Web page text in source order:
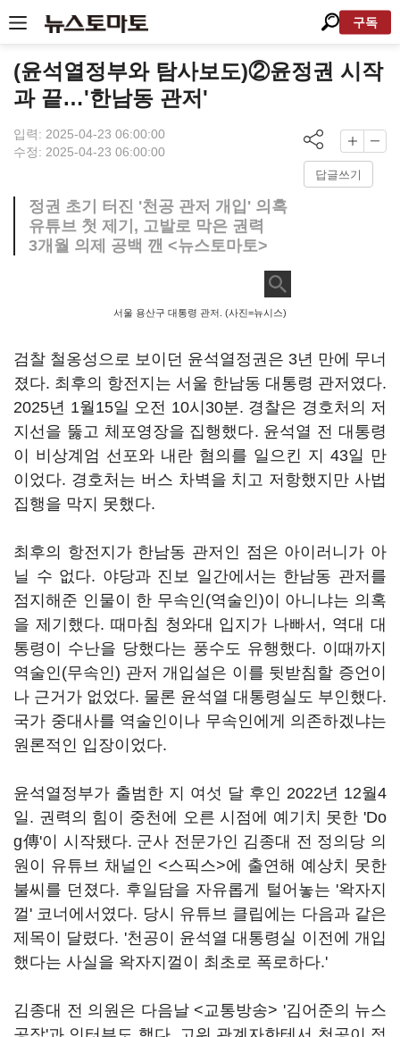
구독
(윤석열정부와 탐사보도)②윤정권 시작
과 끝…'한남동 관저'
입력: 2025-04-23 06:00:00
수정: 2025-04-23 06:00:00
답글쓰기
정권 초기 터진 '천공 관저 개입' 의혹
유튜브 첫 제기, 고발로 막은 권력
3개월 의제 공백 깬 <뉴스토마토>
서울 용산구 대통령 관저. (사진=뉴시스)
검찰 철옹성으로 보이던 윤석열정권은 3년 만에 무너
졌다. 최후의 항전지는 서울 한남동 대통령 관저였다.
2025년 1월15일 오전 10시30분. 경찰은 경호처의 저
지선을 뚫고 체포영장을 집행했다. 윤석열 전 대통령
이 비상계엄 선포와 내란 혐의를 일으킨 지 43일 만
이었다. 경호처는 버스 차벽을 치고 저항했지만 사법
집행을 막지 못했다.
최후의 항전지가 한남동 관저인 점은 아이러니가 아
닐 수 없다. 야당과 진보 일간에서는 한남동 관저를
점지해준 인물이 한 무속인(역술인)이 아니냐는 의혹
을 제기했다. 때마침 청와대 입지가 나빠서, 역대 대
통령이 수난을 당했다는 풍수도 유행했다. 이때까지
역술인(무속인) 관저 개입설은 이를 뒷받침할 증언이
나 근거가 없었다. 물론 윤석열 대통령실도 부인했다.
국가 중대사를 역술인이나 무속인에게 의존하겠냐는
원론적인 입장이었다.
윤석열정부가 출범한 지 여섯 달 후인 2022년 12월4
일. 권력의 힘이 중천에 오른 시점에 예기치 못한 'Do
g傳'이 시작됐다. 군사 전문가인 김종대 전 정의당 의
원이 유튜브 채널인 <스픽스>에 출연해 예상치 못한
불씨를 던졌다. 후일담을 자유롭게 털어놓는 '왁자지
껄' 코너에서였다. 당시 유튜브 클립에는 다음과 같은
제목이 달렸다. '천공이 윤석열 대통령실 이전에 개입
했다는 사실을 왁자지껄이 최초로 폭로하다.'
김종대 전 의원은 다음날 <교통방송> '김어준의 뉴스